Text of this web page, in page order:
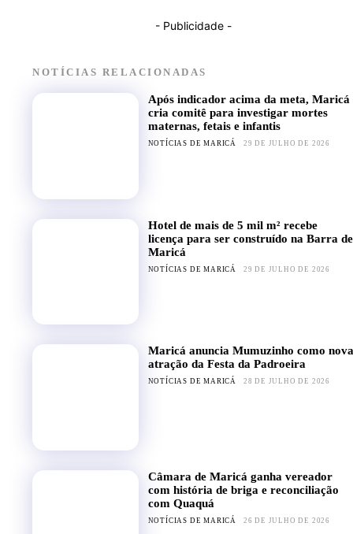
- Publicidade -
NOTÍCIAS RELACIONADAS
Após indicador acima da meta, Maricá
cria comitê para investigar mortes
maternas, fetais e infantis
NOTÍCIAS DE MARICÁ 29 DE JULHO DE 2026
Hotel de mais de 5 mil m² recebe
licença para ser construído na Barra de
Maricá
NOTÍCIAS DE MARICÁ 29 DE JULHO DE 2026
Maricá anuncia Mumuzinho como nova
atração da Festa da Padroeira
NOTÍCIAS DE MARICÁ 28 DE JULHO DE 2026
Câmara de Maricá ganha vereador
com história de briga e reconciliação
com Quaquá
NOTÍCIAS DE MARICÁ 26 DE JULHO DE 2026